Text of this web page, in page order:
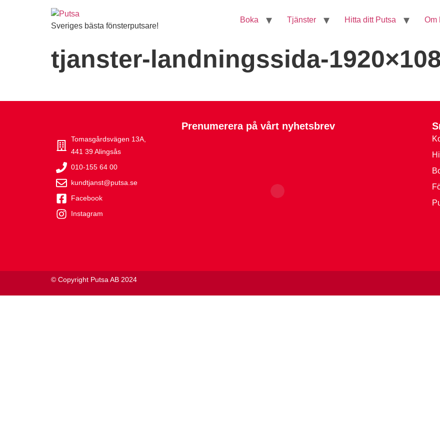
Sveriges bästa fönsterputsare!
Boka Tjänster Hitta ditt Putsa Om
tjanster-landningssida-
Tomasgårdsvägen 13A,
441 39 Alingsås
010-155 64 00
kundtjanst@putsa.se
Facebook
Instagram
Prenumerera på vårt nyhetsbrev
© Copyright Putsa AB 2024